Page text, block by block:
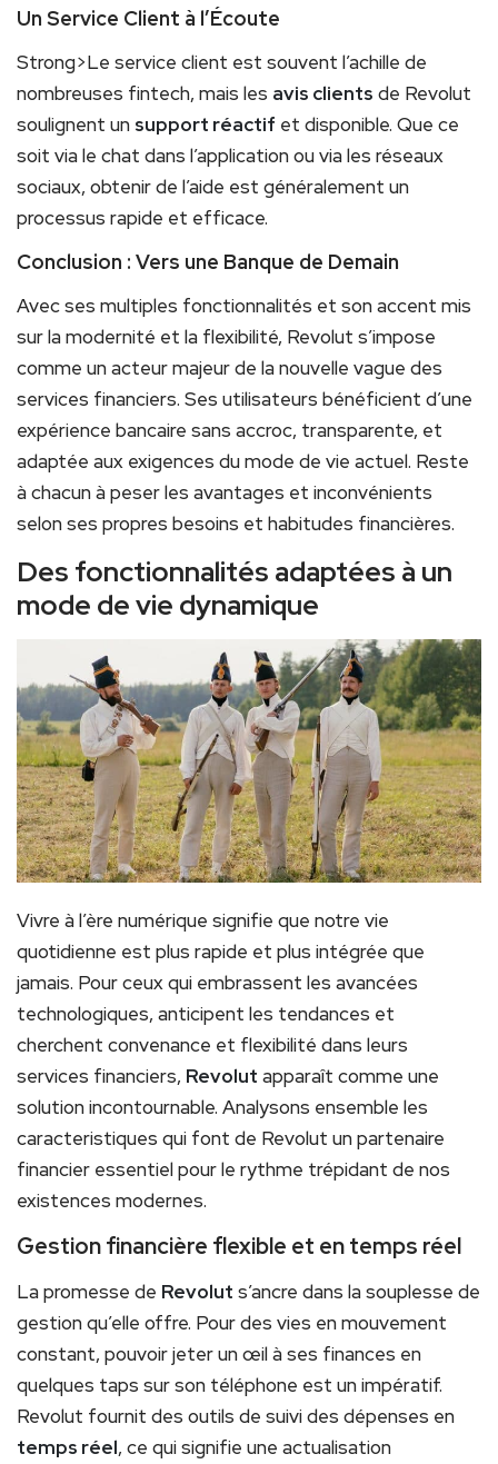
Un Service Client à l’Écoute
Strong>Le service client est souvent l’achille de
nombreuses fintech, mais les avis clients de Revolut
soulignent un support réactif et disponible. Que ce
soit via le chat dans l’application ou via les réseaux
sociaux, obtenir de l’aide est généralement un
processus rapide et efficace.
Conclusion : Vers une Banque de Demain
Avec ses multiples fonctionnalités et son accent mis
sur la modernité et la flexibilité, Revolut s’impose
comme un acteur majeur de la nouvelle vague des
services financiers. Ses utilisateurs bénéficient d’une
expérience bancaire sans accroc, transparente, et
adaptée aux exigences du mode de vie actuel. Reste
à chacun à peser les avantages et inconvénients
selon ses propres besoins et habitudes financières.
Des fonctionnalités adaptées à un
mode de vie dynamique
Vivre à l’ère numérique signifie que notre vie
quotidienne est plus rapide et plus intégrée que
jamais. Pour ceux qui embrassent les avancées
technologiques, anticipent les tendances et
cherchent convenance et flexibilité dans leurs
services financiers, Revolut apparaît comme une
solution incontournable. Analysons ensemble les
caracteristiques qui font de Revolut un partenaire
financier essentiel pour le rythme trépidant de nos
existences modernes.
Gestion financière flexible et en temps réel
La promesse de Revolut s’ancre dans la souplesse de
gestion qu’elle offre. Pour des vies en mouvement
constant, pouvoir jeter un œil à ses finances en
quelques taps sur son téléphone est un impératif.
Revolut fournit des outils de suivi des dépenses en
temps réel, ce qui signifie une actualisation